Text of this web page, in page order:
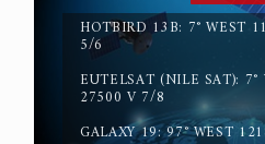
HOTBIRD 13B: 7° WEST
5/6
EUTELSAT (NILE SAT):
27500 V 7/8
GALAXY 19: 97° WEST